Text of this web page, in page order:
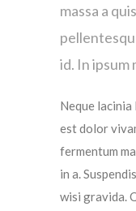
massa a
id. In ipsum
Neque lacinia
est dolor
fermentum
in a.
wisi gravida.